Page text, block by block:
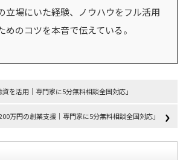
立場にいた経験、ノウハウをフル活用
めのコツを本音で伝えている。
資を活用｜専門家に5分無料相談全国対応」
万円の創業支援｜専門家に5分無料相談全国対応」